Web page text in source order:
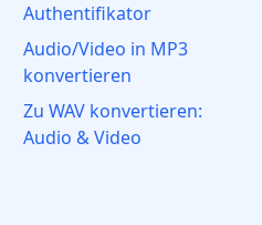
Authentifikator
Audio/Video in MP3
konvertieren
Zu WAV konvertieren:
Audio & Video